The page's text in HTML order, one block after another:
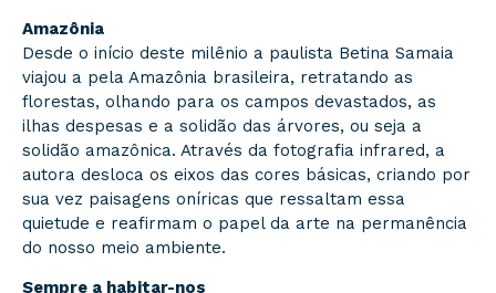
Amazônia
Desde o início deste milênio a paulista Betina Samaia
viajou a pela Amazônia brasileira, retratando as
florestas, olhando para os campos devastados, as
ilhas despesas e a solidão das árvores, ou seja a
solidão amazônica. Através da fotografia infrared, a
autora desloca os eixos das cores básicas, criando por
sua vez paisagens oníricas que ressaltam essa
quietude e reafirmam o papel da arte na permanência
do nosso meio ambiente.
Sempre a habitar-nos